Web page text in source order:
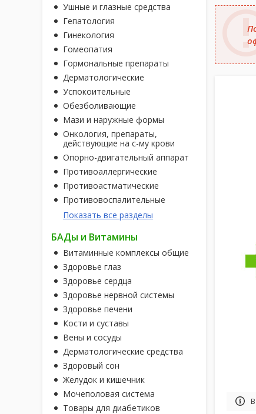
Ушные и глазные средства
Гепатология
Гинекология
Гомеопатия
Гормональные препараты
Дерматологические
Успокоительные
Обезболивающие
Мази и наружные формы
Онкология, препараты,
действующие на с-му крови
Опорно-двигательный аппарат
Противоаллергические
Противоастматические
Противовоспалительные
Показать все разделы
БАДы и Витамины
Витаминные комплексы общие
Здоровье глаз
Здоровье сердца
Здоровье нервной системы
Здоровье печени
Кости и суставы
Вены и сосуды
Дерматологические средства
Здоровый сон
Желудок и кишечник
Мочеполовая система
Товары для диабетиков